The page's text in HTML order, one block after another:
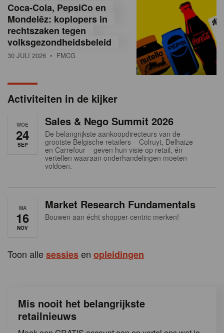
e
a
n
Coca-Cola, PepsiCo en
Mondelēz: koplopers in
rechtszaken tegen
volksgezondheidsbeleid
30 JULI 2026 • FMCG
Activiteiten in de kijker
WOE
24
SEP
Sales & Nego Summit 2026
De belangrijkste aankoopdirecteurs van de
grootste Belgische retailers – Colruyt, Delhaize
en Carrefour – geven hun visie op retail, én
vertellen waaraan onderhandelingen moeten
voldoen.
MA
16
NOV
Market Research Fundamentals
Bouwen aan écht shopper-centric merken!
Toon allesessiesen opleidingen
Mis nooit het belangrijkste
retailnieuws